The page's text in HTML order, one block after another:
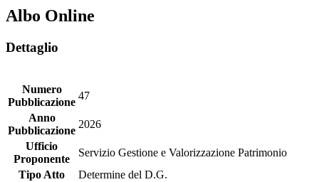
Albo Online
Dettaglio
Numero
Pubblicazione
47
Anno
Pubblicazione
2026
Ufficio
Proponente
Servizio Gestione e Valorizzazione Patrimonio
Tipo Atto
Determine del D.G.